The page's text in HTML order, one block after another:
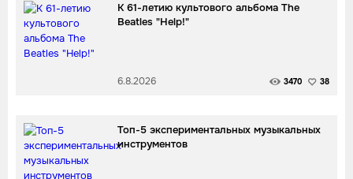
К 61-летию культового альбома The
Beatles "Help!"
6.8.2026 3470 38
Топ-5 экспериментальных музыкальных
инструментов